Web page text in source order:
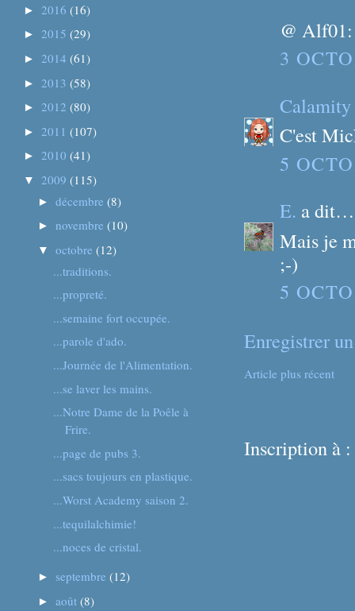
@
3
Calamity
C'est
5
E. a dit…
Mais je
;-)
5
Enregistrer
Article plus récent
Inscription à :
►2016(16)
►2015(29)
►2014(61)
►2013(58)
►2012(80)
►2011(107)
►2010(41)
▼2009(115)
►décembre(8)
► novembre(10)
▼octobre(12)
...traditions.
...propreté.
...semaine fort occupée.
...parole d'ado.
...Journée de l'Alimentation.
...se laver les mains.
...Notre Dame de la Poêle à
Frire.
...page de pubs 3.
...sacs toujours en plastique.
...Worst Academy saison 2.
...tequilalchimie!
...noces de cristal.
► septembre(12)
►août(8)